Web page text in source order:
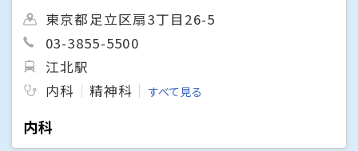
東京都足立区扇3丁目26-5
03-3855-5500
江北駅
内科
精神科 すべて見る
内科